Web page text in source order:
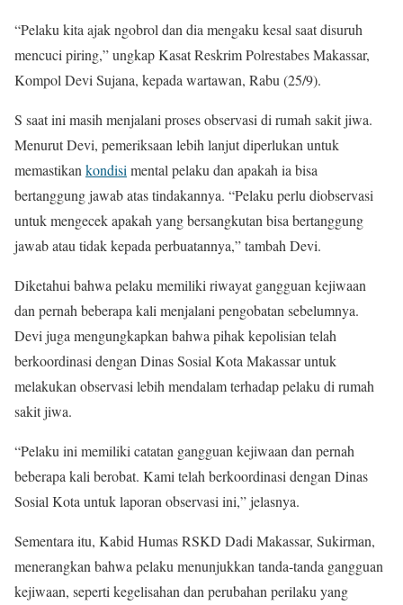
“Pelaku kita ajak ngobrol dan dia mengaku kesal saat disuruh
mencuci piring,” ungkap Kasat Reskrim Polrestabes Makassar,
Kompol Devi Sujana, kepada wartawan, Rabu (25/9).
S saat ini masih menjalani proses observasi di rumah sakit jiwa.
Menurut Devi, pemeriksaan lebih lanjut diperlukan untuk
memastikan kondisi mental pelaku dan apakah ia bisa
bertanggung jawab atas tindakannya. “Pelaku perlu diobservasi
untuk mengecek apakah yang bersangkutan bisa bertanggung
jawab atau tidak kepada perbuatannya,” tambah Devi.
Diketahui bahwa pelaku memiliki riwayat gangguan kejiwaan
dan pernah beberapa kali menjalani pengobatan sebelumnya.
Devi juga mengungkapkan bahwa pihak kepolisian telah
berkoordinasi dengan Dinas Sosial Kota Makassar untuk
melakukan observasi lebih mendalam terhadap pelaku di rumah
sakit jiwa.
“Pelaku ini memiliki catatan gangguan kejiwaan dan pernah
beberapa kali berobat. Kami telah berkoordinasi dengan Dinas
Sosial Kota untuk laporan observasi ini,” jelasnya.
Sementara itu, Kabid Humas RSKD Dadi Makassar, Sukirman,
menerangkan bahwa pelaku menunjukkan tanda-tanda gangguan
kejiwaan, seperti kegelisahan dan perubahan perilaku yang